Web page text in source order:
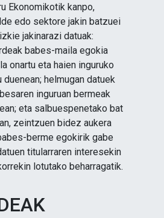
Ekonomikotik kanpo,
edo sektore jakin batzuei
jakinarazi datuak:
babes-maila egokia
onartu eta haien inguruko
duenean; helmugan datuek
inguruan bermeak
eta salbuespenetako bat
zeintzuen bidez aukera
berme egokirik gabe
titularraren interesekin
lotutako beharragatik.